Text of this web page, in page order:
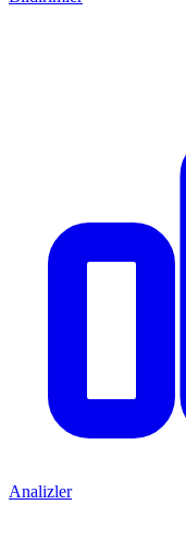
Analizler